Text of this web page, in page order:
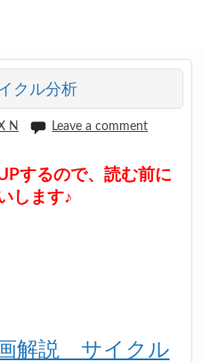
ル分析
N Leave a comment
するので、読む前に
します♪
解説 サイクル